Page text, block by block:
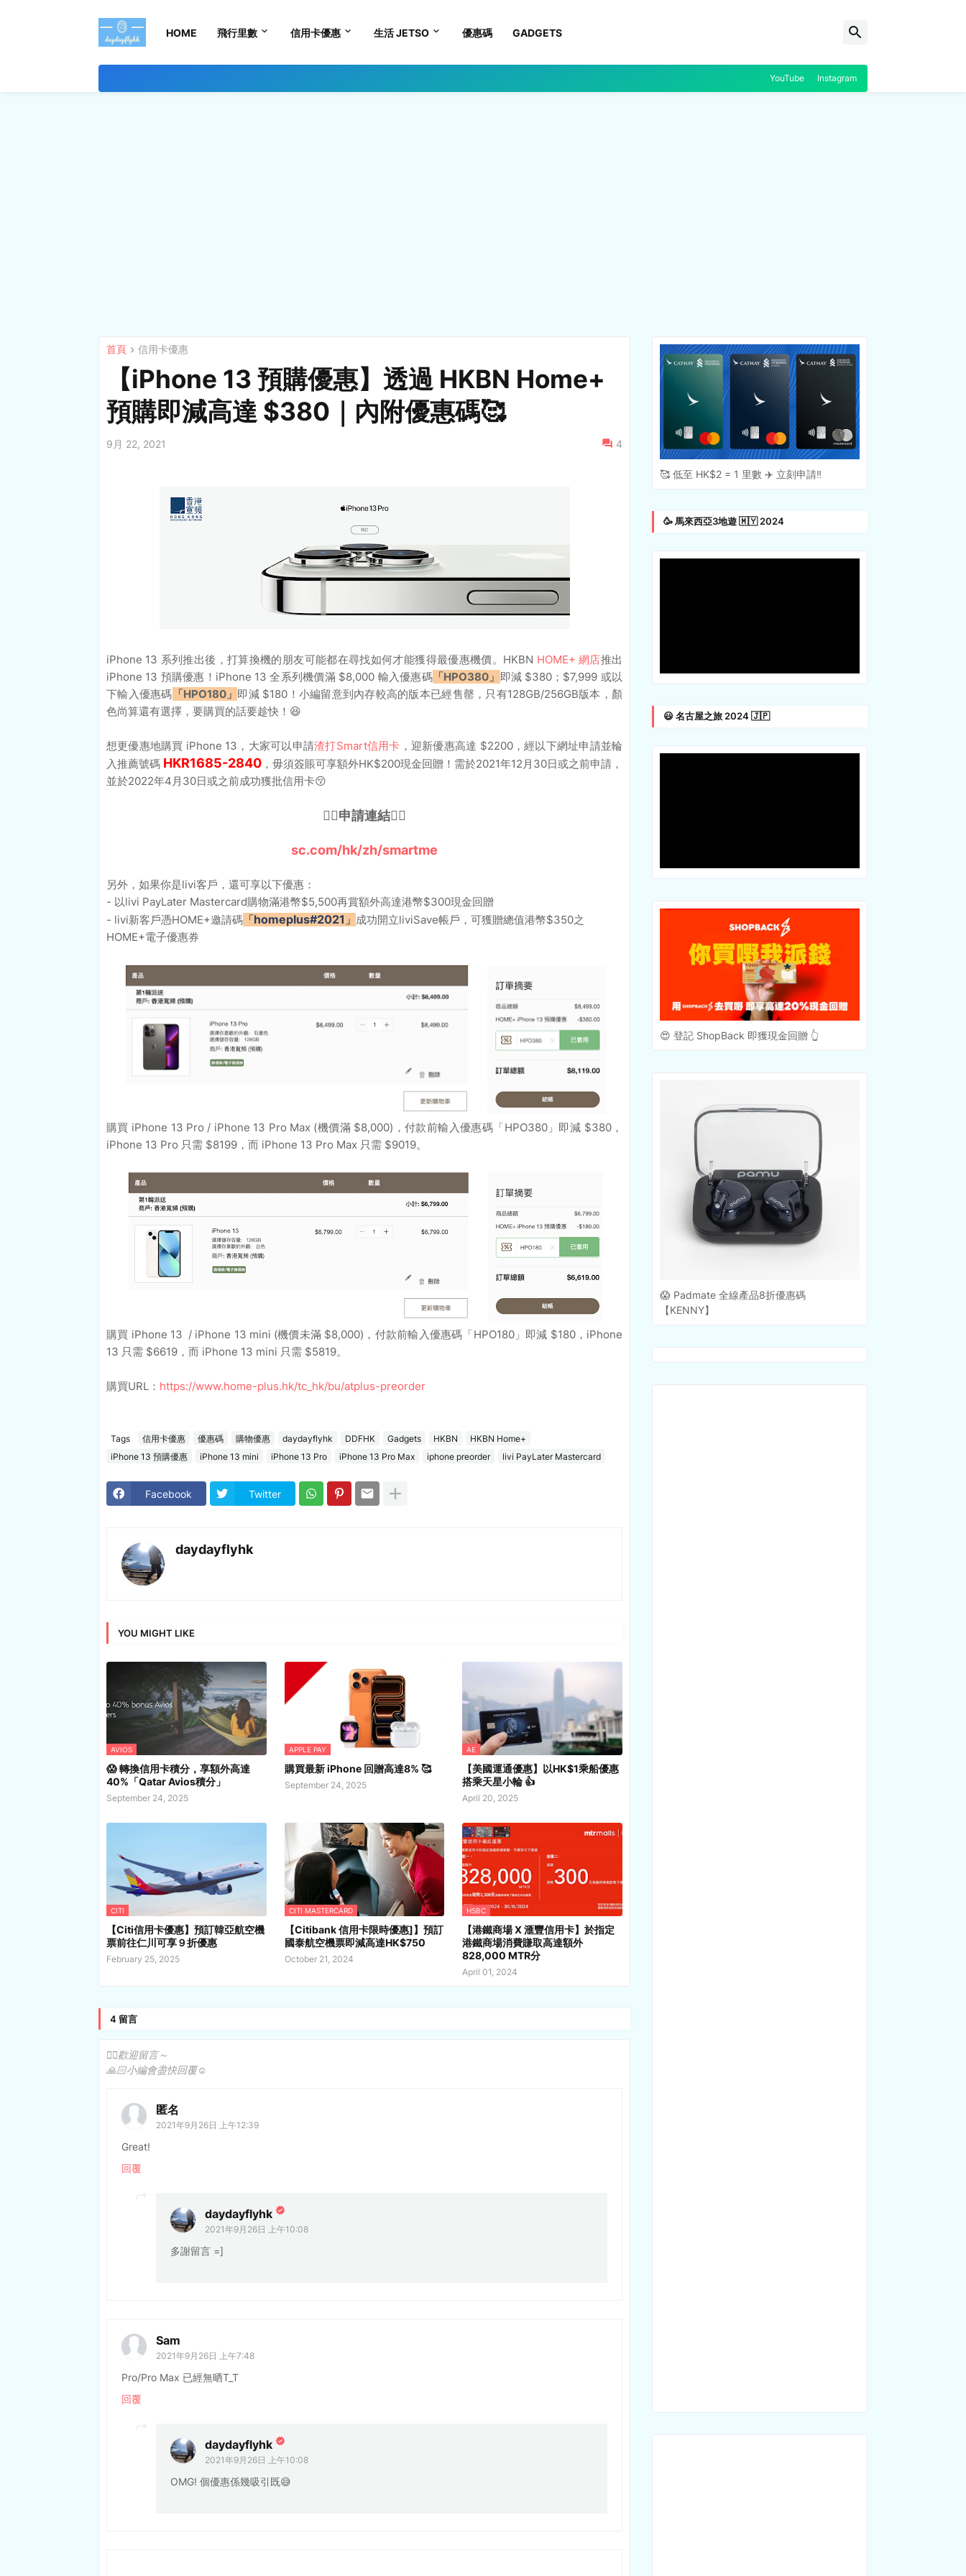
HOME 飛行里數 信用卡優惠 生活 JETSO 優惠碼 GADGETS
YouTube Instagram
首頁 信用卡優惠
【iPhone 13 預購優惠】透過 HKBN Home+
預購即減高達 $380｜內附優惠碼🥰
9月 22, 2021 4
iPhone 13 系列推出後，打算換機的朋友可能都在尋找如何才能獲得最優惠機價。HKBN HOME+ 網店推出
iPhone 13 預購優惠！iPhone 13 全系列機價滿 $8,000 輸入優惠碼「HPO380」 即減 $380；$7,999 或以
下輸入優惠碼 「HPO180」 即減 $180！小編留意到內存較高的版本已經售罄，只有128GB/256GB版本，顏
色尚算還有選擇，要購買的話要趁快！😆
想更優惠地購買 iPhone 13，大家可以申請渣打Smart信用卡 ，迎新優惠高達 $2200，經以下網址申請並輪
入推薦號碼 HKR1685-2840 ，毋須簽賬可享額外HK$200現金回贈！需於2021年12月30日或之前申請，
並於2022年4月30日或之前成功獲批信用卡😚
👇🏻申請連結👇🏻
sc.com/hk/zh/smartme
另外，如果你是livi客戶，還可享以下優惠：
- 以livi PayLater Mastercard購物滿港幣$5,500再賞額外高達港幣$300現金回贈
- livi新客戶憑HOME+邀請碼 「homeplus#2021 」 成功開立liviSave帳戶，可獲贈總值港幣$350之
HOME+電子優惠券
購買 iPhone 13 Pro / iPhone 13 Pro Max (機價滿 $8,000)，付款前輸入優惠碼「HPO380」即減 $380，
iPhone 13 Pro 只需 $8199，而 iPhone 13 Pro Max 只需 $9019。
購買 iPhone 13 / iPhone 13 mini (機價未滿 $8,000)，付款前輸入優惠碼「HPO180」即減 $180，iPhone
13 只需 $6619，而 iPhone 13 mini 只需 $5819。
購買URL： https://www.home-plus.hk/tc_hk/bu/atplus-preorder
Tags 信用卡優惠 優惠碼 購物優惠 daydayflyhk DDFHK Gadgets HKBN
HKBN Home+
iPhone 13 預購優惠
iPhone 13 mini iPhone 13 Pro iPhone 13 Pro Max iphone preorder livi PayLater Mastercard
Facebook Twitter
daydayflyhk
YOU MIGHT LIKE
AVIOS
😱 轉換信用卡積分，享額外高達
40%「Qatar Avios積分」
September 24, 2025
APPLE PAY
購買最新 iPhone 回贈高達8% 🥰
September 24, 2025
AE
【美國運通優惠】以HK$1乘船優惠
搭乘天星小輪 👍
April 20, 2025
CITI
【Citi信用卡優惠】預訂韓亞航空機
票前往仁川可享９折優惠
February 25, 2025
CITI MASTERCARD
【Citibank 信用卡限時優惠]】預訂
國泰航空機票即減高達HK$750
October 21, 2024
HSBC
【港鐵商場 X 滙豐信用卡】於指定
港鐵商場消費賺取高達額外
828,000 MTR分
April 01, 2024
4 留言
✍🏻歡迎留言～
🙏🏻小編會盡快回覆☺️
匿名
2021年9月26日 上午12:39
Great!
回覆
daydayflyhk
2021年9月26日 上午10:08
多謝留言 =]
Sam
2021年9月26日 上午7:48
Pro/Pro Max 已經無晒T_T
回覆
daydayflyhk
2021年9月26日 上午10:08
OMG! 個優惠係幾吸引既😅
🥰 低至 HK$2 = 1 里數 ✈️ 立刻申請‼️
🥳 馬來西亞3地遊 🇲🇾 2024
😃 名古屋之旅 2024 🇯🇵
😍 登記 ShopBack 即獲現金回贈 👆
😱 Padmate 全線產品8折優惠碼
【KENNY】